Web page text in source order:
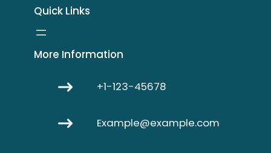
Quick Links
More Information
+1-123-45678
Example@example.com